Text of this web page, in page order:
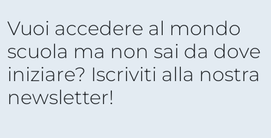
Vuoi accedere al mondo
scuola ma non sai da dove
iniziare? Iscriviti alla nostra
newsletter!